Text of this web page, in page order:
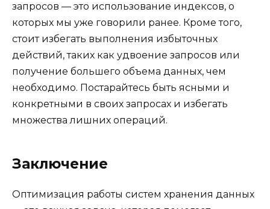
запросов — это использование индексов, о
которых мы уже говорили ранее. Кроме того,
стоит избегать выполнения избыточных
действий, таких как удвоение запросов или
получение большего объема данных, чем
необходимо. Постарайтесь быть ясными и
конкретными в своих запросах и избегать
множества лишних операций.
Заключение
Оптимизация работы систем хранения данных